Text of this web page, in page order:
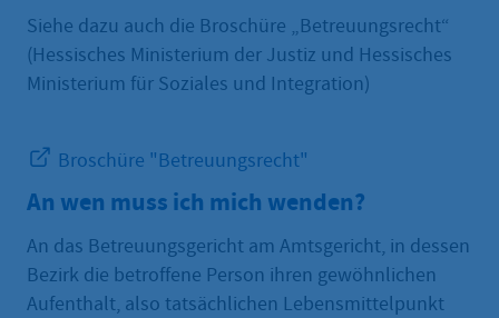
Siehe dazu auch die Broschüre „Betreuungsrecht“
(Hessisches Ministerium der Justiz und Hessisches
Ministerium für Soziales und Integration)
Broschüre "Betreuungsrecht"
An wen muss ich mich wenden?
An das Betreuungsgericht am Amtsgericht, in dessen
Bezirk die betroffene Person ihren gewöhnlichen
Aufenthalt, also tatsächlichen Lebensmittelpunkt